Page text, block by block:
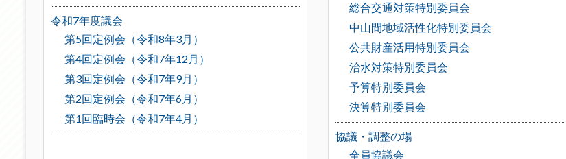
令和7年度議会
第5回定例会（令和8年3月）
第4回定例会（令和7年12月）
第3回定例会（令和7年9月）
第2回定例会（令和7年6月）
第1回臨時会（令和7年4月）
総合交通対策特別委員会
中山間地域活性化特別委員会
公共財産活用特別委員会
治水対策特別委員会
予算特別委員会
決算特別委員会
協議・調整の場
全員協議会